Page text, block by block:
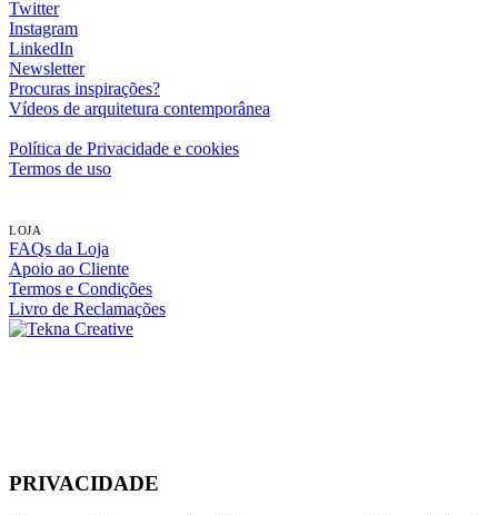
Twitter
Instagram
LinkedIn
Newsletter
Procuras inspirações?
Vídeos de arquitetura contemporânea
Política de Privacidade e cookies
Termos de uso
LOJA
FAQs da Loja
Apoio ao Cliente
Termos e Condições
Livro de Reclamações
PRIVACIDADE